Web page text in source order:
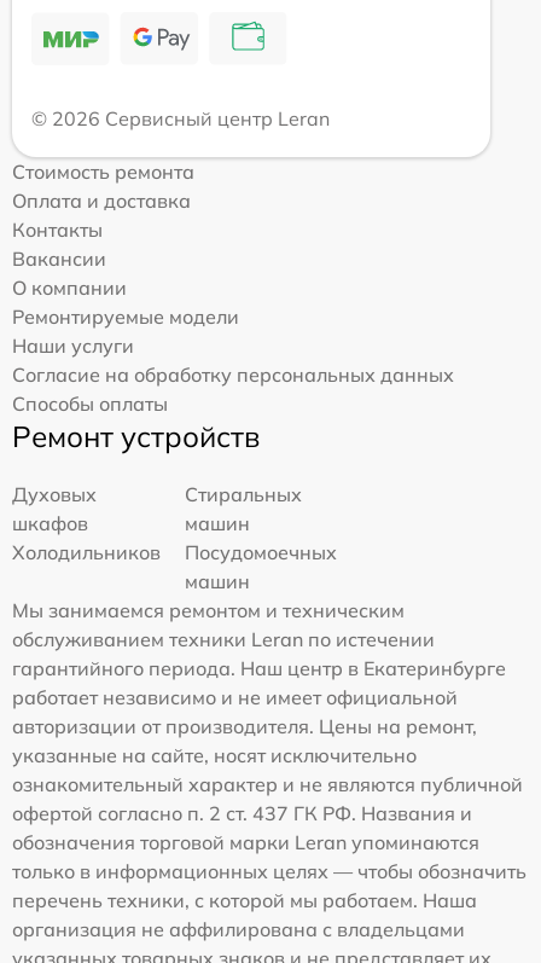
© 2026 Сервисный центр Leran
Стоимость ремонта
Оплата и доставка
Контакты
Вакансии
О компании
Ремонтируемые модели
Наши услуги
Согласие на обработку персональных данных
Способы оплаты
Ремонт устройств
Духовых
шкафов
Стиральных
машин
Холодильников
Посудомоечных
машин
Мы занимаемся ремонтом и техническим
обслуживанием техники Leran по истечении
гарантийного периода. Наш центр в Екатеринбурге
работает независимо и не имеет официальной
авторизации от производителя. Цены на ремонт,
указанные на сайте, носят исключительно
ознакомительный характер и не являются публичной
офертой согласно п. 2 ст. 437 ГК РФ. Названия и
обозначения торговой марки Leran упоминаются
только в информационных целях — чтобы обозначить
перечень техники, с которой мы работаем. Наша
организация не аффилирована с владельцами